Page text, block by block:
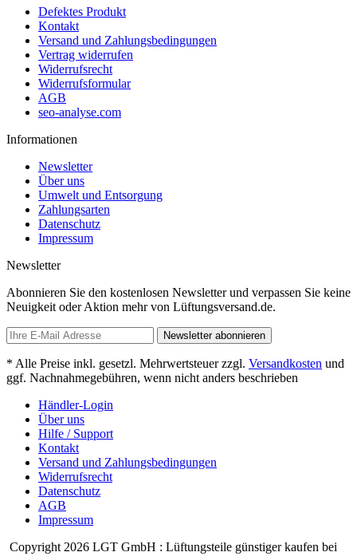
Defektes Produkt
Kontakt
Versand und Zahlungsbedingungen
Vertrag widerrufen
Widerrufsrecht
Widerrufsformular
AGB
seo-analyse.com
Informationen
Newsletter
Über uns
Umwelt und Entsorgung
Zahlungsarten
Datenschutz
Impressum
Newsletter
Abonnieren Sie den kostenlosen Newsletter und verpassen Sie keine
Neuigkeit oder Aktion mehr von Lüftungsversand.de.
Newsletter abonnieren
* Alle Preise inkl. gesetzl. Mehrwertsteuer zzgl. Versandkosten und
ggf. Nachnahmegebühren, wenn nicht anders beschrieben
Händler-Login
Über uns
Hilfe / Support
Kontakt
Versand und Zahlungsbedingungen
Widerrufsrecht
Datenschutz
AGB
Impressum
Copyright 2026 LGT GmbH : Lüftungsteile günstiger kaufen bei